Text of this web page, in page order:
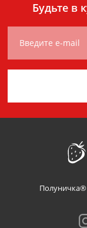
Будьте в
Введите e-mail